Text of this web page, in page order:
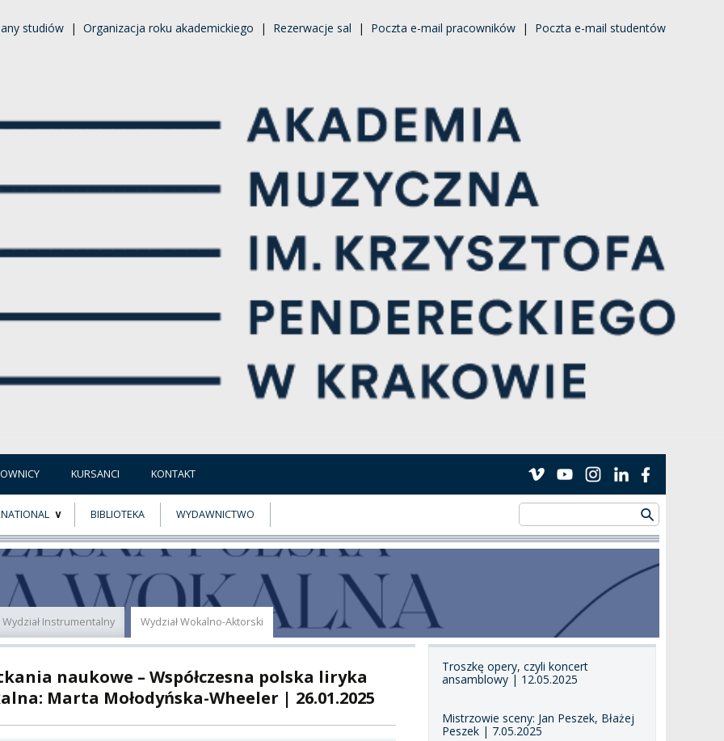
studiów | Organizacja roku akademickiego | Rezerwacje sal | Poczta e-mail pracowników | Poczta e-mail studentów
KURSANCI KONTAKT
BIBLIOTEKA WYDAWNICTWO
Wydział Instrumentalny Wydział Wokalno-Aktorski
Troszkę opery, czyli koncert
ansamblowy | 12.05.2025
Mistrzowie sceny: Jan Peszek, Błażej
Peszek | 7.05.2025
naukowe – Współczesna polska liryka
Marta Mołodyńska-Wheeler | 26.01.2025